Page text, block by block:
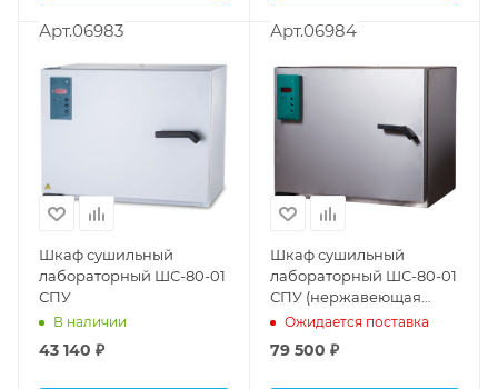
Арт.06983
Шкаф сушильный
лабораторный ШС-80-01
СПУ
В наличии
43 140 ₽
Арт.06984
Шкаф сушильный
лабораторный ШС-80-01
СПУ (нержавеющая
сталь)
Ожидается поставка
79 500 ₽